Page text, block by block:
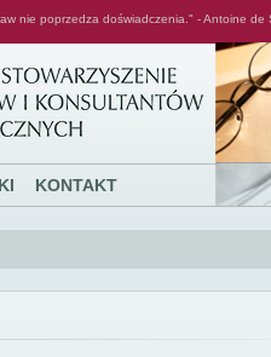
nie poprzedza doświadczenia." - Antoine de
KONTAKT